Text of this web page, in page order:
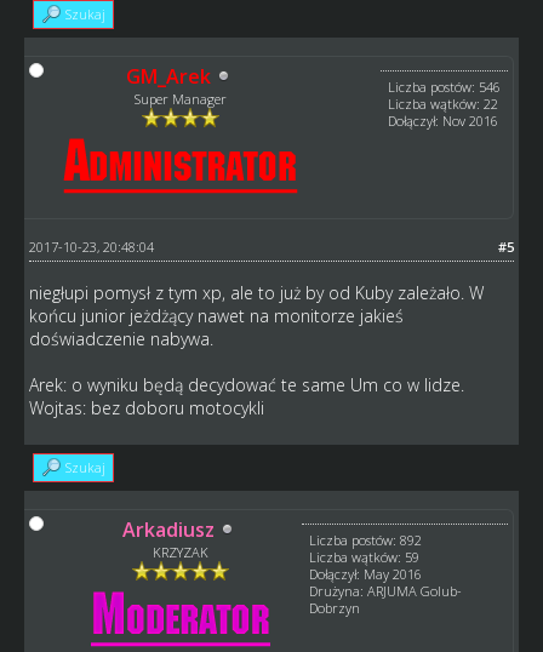
Szukaj
GM_Arek
Super Manager
Liczba postów: 546
Liczba wątków: 22
Dołączył: Nov 2016
#5
2017-10-23, 20:48:04
niegłupi pomysł z tym xp, ale to już by od Kuby zależało. W
końcu junior jeżdżący nawet na monitorze jakieś
doświadczenie nabywa.
Arek: o wyniku będą decydować te same Um co w lidze.
Wojtas: bez doboru motocykli
Szukaj
Arkadiusz
KRZYZAK
Liczba postów: 892
Liczba wątków: 59
Dołączył: May 2016
Drużyna: ARJUMA Golub-
Dobrzyn